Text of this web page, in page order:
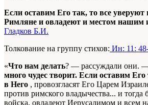
Если оставим Его так, то все уверуют
Римляне и овладеют и местом нашим
Гладков Б.И.
Толкование на группу стихов: Ин: 11:
«Что нам делать? — рассуждали они.
много чудес творит. Если оставим Его
в Него , провозгласят Его Царем
против римского владычества... и тогда
войска, овладеют Иерусалимом и всем